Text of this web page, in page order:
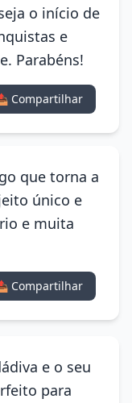
o início de
e
Parabéns!
Compartilhar
que torna a
único e
e muita
Compartilhar
e o seu
para